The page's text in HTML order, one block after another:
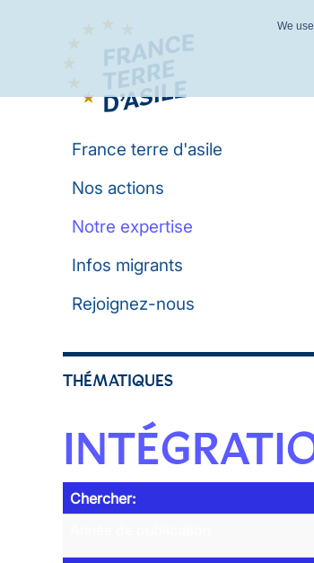
France terre d'asile
Nos actions
Notre expertise
Infos migrants
Rejoignez-nous
THÉMATIQUES
Chercher:
We